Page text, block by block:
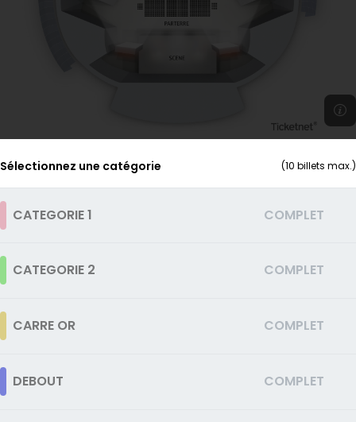
Sélectionnez une catégorie (10 billets max.)
CATEGORIE 1 COMPLET
CATEGORIE 2 COMPLET
CARRE OR COMPLET
DEBOUT COMPLET